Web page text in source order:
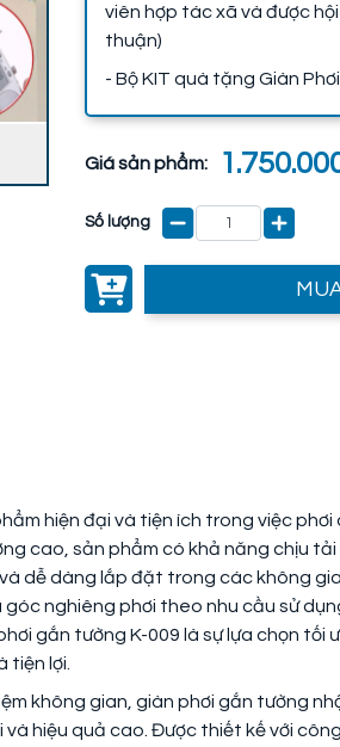
viên hợp tác xã và được
thuận)
- Bộ KIT quà tặng Giàn
Giá sản phẩm:
Số lượng
hiện đại và tiện ích trong việc
cao, sản phẩm có khả năng chịu tải
dễ dàng lắp đặt trong các không
nghiêng phơi theo nhu cầu sử
gắn tường K-009 là sự lựa chọn tối
tiện lợi.
không gian, giàn phơi gắn tường
hiệu quả cao. Được thiết kế với